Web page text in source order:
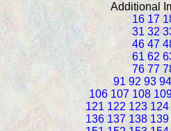
Additional
16 17
31 32
46 47
61 62
76 77
91 92 93 94
106 107 108
121 122 123 124
136 137 138 139